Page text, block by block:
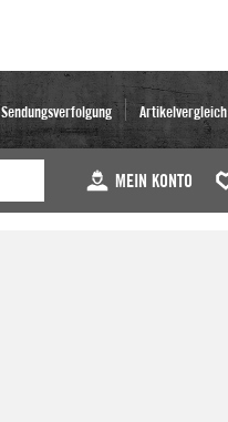
Sendungsverfolgung Artikelvergleich
MEIN KONTO